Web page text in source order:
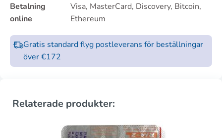
Betalning
online
Visa, MasterCard, Discovery, Bitcoin,
Ethereum
Gratis standard flyg postleverans för beställningar
över €172
Relaterade produkter: